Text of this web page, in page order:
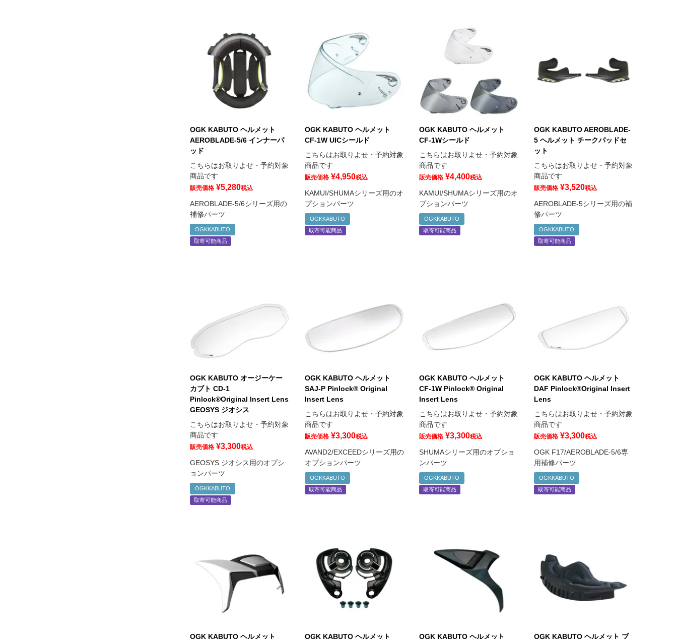
OGK KABUTO ヘルメット
AEROBLADE-5/6 インナーパ
ッド
こちらはお取りよせ・予約対象
商品です
販売価格 ¥5,280税込
AEROBLADE-5/6シリーズ用の
補修パーツ
OGKKABUTO
取寄可能商品
OGK KABUTO ヘルメット
CF-1W UICシールド
こちらはお取りよせ・予約対象
商品です
販売価格 ¥4,950税込
KAMUI/SHUMAシリーズ用のオ
プションパーツ
OGKKABUTO
取寄可能商品
OGK KABUTO ヘルメット
CF-1Wシールド
こちらはお取りよせ・予約対象
商品です
販売価格 ¥4,400税込
KAMUI/SHUMAシリーズ用のオ
プションパーツ
OGKKABUTO
取寄可能商品
OGK KABUTO AEROBLADE-
5 ヘルメット チークパッドセ
ット
こちらはお取りよせ・予約対象
商品です
販売価格 ¥3,520税込
AEROBLADE-5シリーズ用の補
修パーツ
OGKKABUTO
取寄可能商品
OGK KABUTO オージーケー
カブト CD-1
Pinlock®Original Insert Lens
GEOSYS ジオシス
こちらはお取りよせ・予約対象
商品です
販売価格 ¥3,300税込
GEOSYS ジオシス用のオプシ
ョンパーツ
OGKKABUTO
取寄可能商品
OGK KABUTO ヘルメット
SAJ-P Pinlock® Original
Insert Lens
こちらはお取りよせ・予約対象
商品です
販売価格 ¥3,300税込
AVAND2/EXCEEDシリーズ用の
オプションパーツ
OGKKABUTO
取寄可能商品
OGK KABUTO ヘルメット
CF-1W Pinlock® Original
Insert Lens
こちらはお取りよせ・予約対象
商品です
販売価格 ¥3,300税込
SHUMAシリーズ用のオプショ
ンパーツ
OGKKABUTO
取寄可能商品
OGK KABUTO ヘルメット
DAF Pinlock®Original Insert
Lens
こちらはお取りよせ・予約対象
商品です
販売価格 ¥3,300税込
OGK F17/AEROBLADE-5/6専
用補修パーツ
OGKKABUTO
取寄可能商品
OGK KABUTO ヘルメット OGK KABUTO ヘルメット OGK KABUTO ヘルメット OGK KABUTO ヘルメット ブ